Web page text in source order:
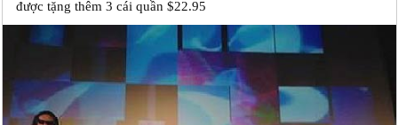
được tặng thêm 3 cái quần $22.95